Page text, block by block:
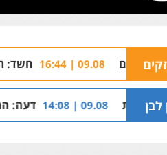
חשד: תושב ת"א הסליק
לבן דעה: המשטרה אינה